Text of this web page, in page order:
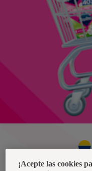
¡Acepte las cookies